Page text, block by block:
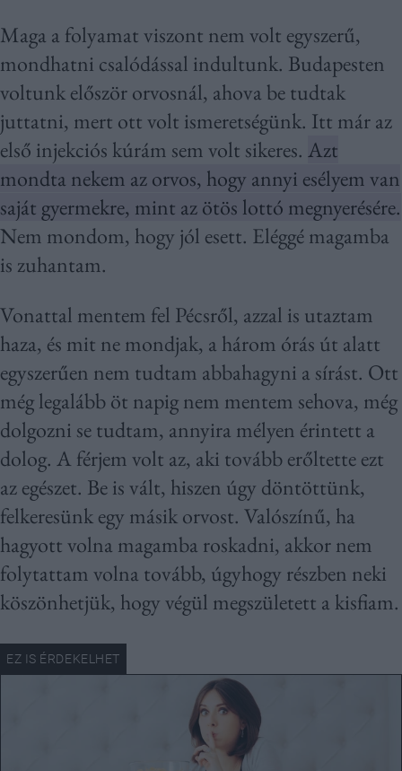
Maga a folyamat viszont nem volt egyszerű,
mondhatni csalódással indultunk. Budapesten
voltunk először orvosnál, ahova be tudtak
juttatni, mert ott volt ismeretségünk. Itt már az
első injekciós kúrám sem volt sikeres. Azt
mondta nekem az orvos, hogy annyi esélyem van
saját gyermekre, mint az ötös lottó megnyerésére.
Nem mondom, hogy jól esett. Eléggé magamba
is zuhantam.
Vonattal mentem fel Pécsről, azzal is utaztam
haza, és mit ne mondjak, a három órás út alatt
egyszerűen nem tudtam abbahagyni a sírást. Ott
még legalább öt napig nem mentem sehova, még
dolgozni se tudtam, annyira mélyen érintett a
dolog. A férjem volt az, aki tovább erőltette ezt
az egészet. Be is vált, hiszen úgy döntöttünk,
felkeresünk egy másik orvost. Valószínű, ha
hagyott volna magamba roskadni, akkor nem
folytattam volna tovább, úgyhogy részben neki
köszönhetjük, hogy végül megszületett a kisfiam.